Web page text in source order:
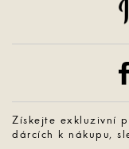
Získejte exkluzivní
dárcích k nákupu,